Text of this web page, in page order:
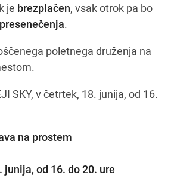
je brezplačen, vsak otrok pa bo
.
poletnega druženja na
SKY, v četrtek, 18. junija, od 16.
na prostem
junija, od 16. do 20. ure